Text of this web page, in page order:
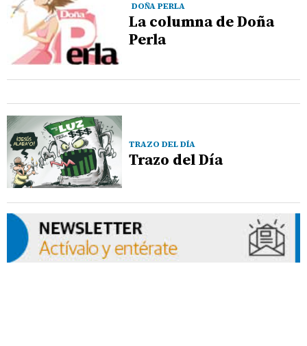
DOÑA PERLA
La columna de Doña
Perla
TRAZO DEL DÍA
Trazo del Día